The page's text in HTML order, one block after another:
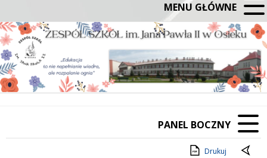
MENU GŁÓWNE
PANEL BOCZNY
Drukuj